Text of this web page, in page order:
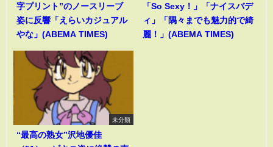
字プリント”のノースリーブ
姿に反響「えらいカジュアル
やな」(ABEMA TIMES)
「So Sexy！」「ナイスバデ
ィ」「隅々までも魅力的で綺
麗！」(ABEMA TIMES)
未分類
“最高の熟女”沢地優佳